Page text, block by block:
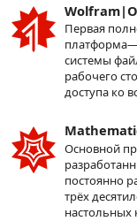
Первая
системы
рабочего
доступа ко
Oсновной
постоянно
трёх
настольных